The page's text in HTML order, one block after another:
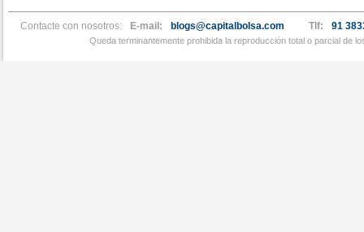
Contacte con nosotros: E-mail: blogs@capitalbolsa.com Tlf: 91
Queda terminantemente prohibida la reproducción total o parcial de